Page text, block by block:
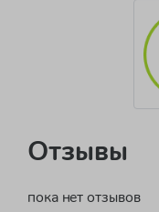
Отзывы
пока нет отзывов